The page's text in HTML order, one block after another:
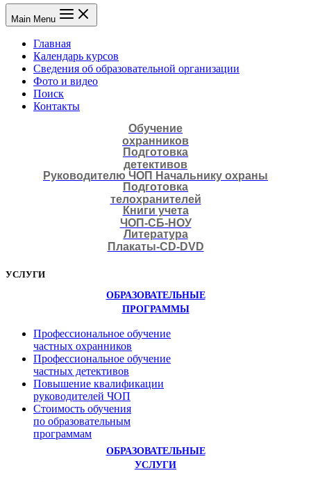
Main Menu
Главная
Календарь курсов
Сведения об образовательной организации
Фото и видео
Поиск
Контакты
Обучение
охранников
Подготовка
детективов
Руководителю ЧОП Начальнику охраны
Подготовка
телохранителей
Книги учета
ЧОП-СБ-НОУ
Литература
Плакаты-CD-DVD
УСЛУГИ
ОБРАЗОВАТЕЛЬНЫЕ
ПРОГРАММЫ
Профессиональное обучение
частных охранников
Профессиональное обучение
частных детективов
Повышение квалификации
руководителей ЧОП
Стоимость обучения
по образовательным
программам
ОБРАЗОВАТЕЛЬНЫЕ
УСЛУГИ